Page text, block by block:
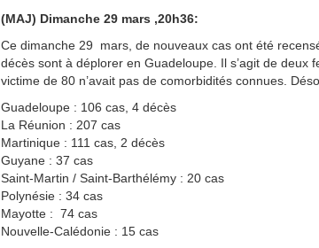
(MAJ) Dimanche 29 mars ,20h36:
Ce dimanche 29 mars, de nouveaux cas ont été
décès sont à déplorer en Guadeloupe. Il s’agit de deux
victime de 80 n’avait pas de comorbidités connues.
Guadeloupe : 106 cas, 4 décès
La Réunion : 207 cas
Martinique : 111 cas, 2 décès
Guyane : 37 cas
Saint-Martin / Saint-Barthélémy : 20 cas
Polynésie : 34 cas
Mayotte : 74 cas
Nouvelle-Calédonie : 15 cas